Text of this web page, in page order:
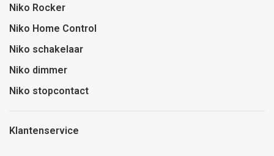
Niko Rocker
Niko Home Control
Niko schakelaar
Niko dimmer
Niko stopcontact
Klantenservice